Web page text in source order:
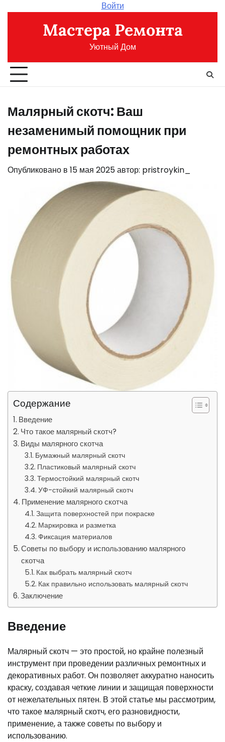
содержимому
Войти
Мастера Ремонта
Уютный Дом
Малярный скотч: Ваш
незаменимый помощник при
ремонтных работах
Опубликовано в 15 мая 2025автор: pristroykin_
Содержание
Введение
Что такое малярный скотч?
Виды малярного скотча
Бумажный малярный скотч
Пластиковый малярный скотч
Термостойкий малярный скотч
УФ-стойкий малярный скотч
Применение малярного скотча
Защита поверхностей при покраске
Маркировка и разметка
Фиксация материалов
Советы по выбору и использованию малярного
скотча
Как выбрать малярный скотч
Как правильно использовать малярный скотч
Заключение
Введение
Малярный скотч — это простой, но крайне полезный
инструмент при проведении различных ремонтных и
декоративных работ. Он позволяет аккуратно наносить
краску, создавая четкие линии и защищая поверхности
от нежелательных пятен. В этой статье мы рассмотрим,
что такое малярный скотч, его разновидности,
применение, а также советы по выбору и
использованию.